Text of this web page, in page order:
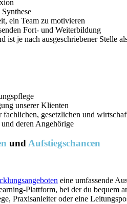
ein Team zu motivieren
Fort- und Weiterbildung
ist je nach ausgeschriebener Stelle
unserer Klienten
fachlichen, gesetzlichen und
deren Angehörige
undAufstiegschancen
eine umfassende
Plattform, bei der du bequem
Praxisanleiter oder eine